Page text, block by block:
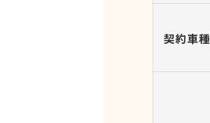
契約車種